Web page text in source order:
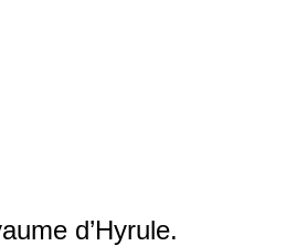
d’Hyrule.